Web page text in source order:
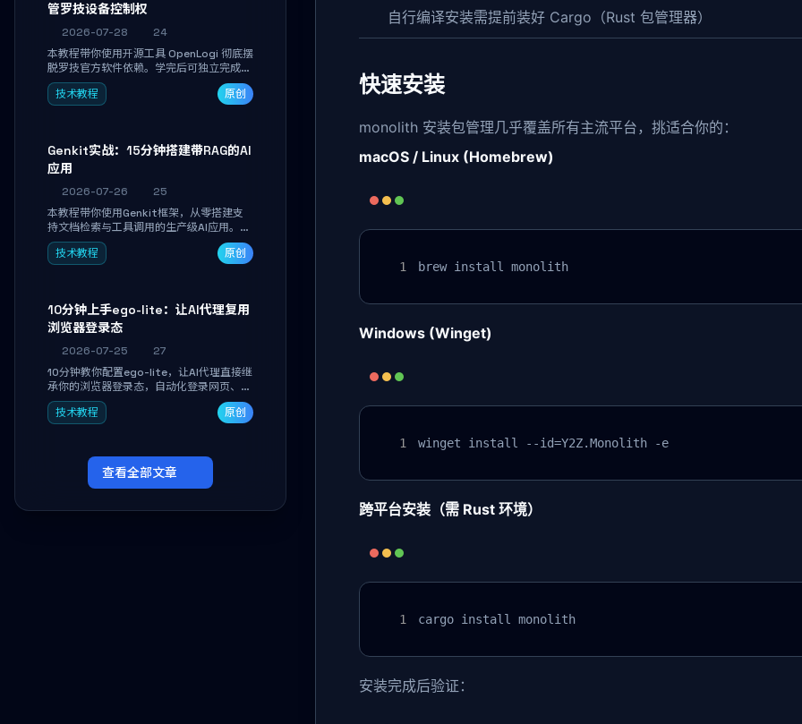
管罗技设备控制权
2026-07-28
24
本教程带你使用开源工具 OpenLogi 彻底摆
脱罗技官方软件依赖。学完后可独立完成设
备识别、按键重映射、DPI曲线配置与
SmartShift调节，实现完全离线控制，保
技术教程 原创
Genkit实战：15分钟搭建带RAG的AI
应用
2026-07-26
25
本教程带你使用Genkit框架，从零搭建支
持文档检索与工具调用的生产级AI应用。通
过环境配置、核心代码编写与调试避坑指
南，学完即可掌握多模型切换、RAG管道构
技术教程 原创
10分钟上手ego-lite：让AI代理复用
浏览器登录态
2026-07-25
27
10分钟教你配置ego-lite，让AI代理直接继
承你的浏览器登录态，自动化登录网页、抓
取数据，无需分享密码，多任务并行不干扰
日常使用。
技术教程 原创
查看全部文章
自行编译安装需提前装好 Cargo（Rust 包管理器）
快速安装
monolith 安装包管理几乎覆盖所有主流平台，挑适合你的：
macOS / Linux (Homebrew)
brew install monolith
Windows (Winget)
winget install --id=Y2Z.Monolith -e
跨平台安装（需 Rust 环境）
cargo install monolith
安装完成后验证：